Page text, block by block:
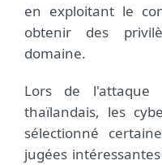
en exploitant le
obtenir des
domaine.
Lors de l'attaque
thaïlandais, les
sélectionné
jugées